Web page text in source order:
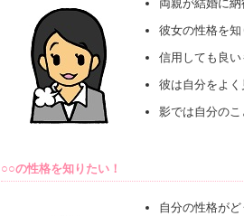
両親が結婚に
彼女の性格を知
信用しても良
彼は自分をよ
影では自分の
○○の性格を知りたい！
自分の性格が